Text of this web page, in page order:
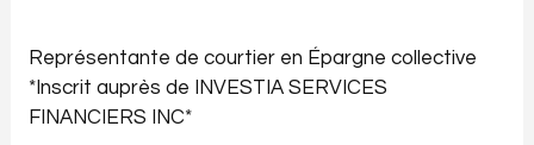
Représentante de courtier en Épargne collective
*Inscrit auprès de INVESTIA SERVICES
FINANCIERS INC*